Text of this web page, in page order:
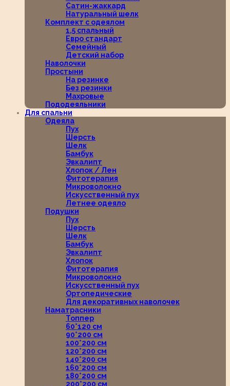
Сатин-жаккард
Натуральный шелк
Комплект с одеялом
1,5 спальный
Евро стандарт
Семейный
Детский набор
Наволочки
Простыни
На резинке
Без резинки
Махровые
Пододеяльники
Для спальни
Одеяла
Пух
Шерсть
Шелк
Бамбук
Эвкалипт
Хлопок / Лен
Фитотерапия
Микроволокно
Искусственный пух
Летнее одеяло
Подушки
Пух
Шерсть
Шелк
Бамбук
Эвкалипт
Хлопок
Фитотерапия
Микроволокно
Искусственный пух
Ортопедические
Для декоративных наволочек
Наматрасники
Топпер
60*120 см
90*200 см
100*200 см
120*200 см
140*200 см
160*200 см
180*200 см
200*200 см